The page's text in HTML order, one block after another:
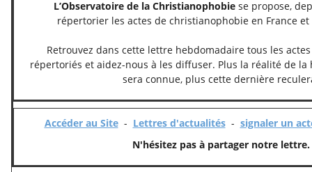
L’Observatoire de la Christianophobie se propose,
répertorier les actes de christianophobie en France
Retrouvez dans cette lettre hebdomadaire tous les
répertoriés et aidez-nous à les diffuser. Plus la réalité de
sera connue, plus cette dernière
Accéder au Site- Lettres d'actualités- signaler un
N'hésitez pas à partager notre lettre.